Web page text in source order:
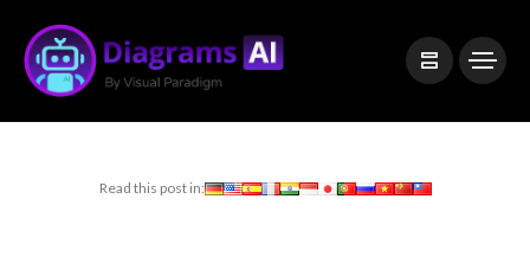
Read this post in: